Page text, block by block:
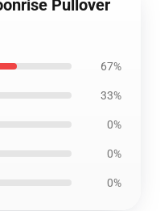
Pullover
67%
33%
0%
0%
0%